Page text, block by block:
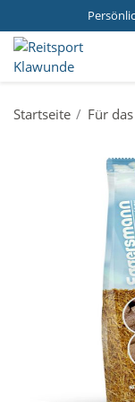
Startseite Für